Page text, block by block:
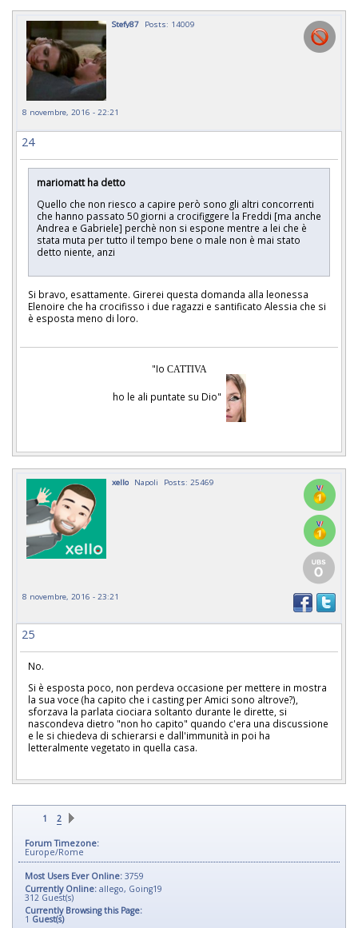
Stefy87 Posts: 14009
8 novembre, 2016 - 22:21
24
mariomatt ha detto
Quello che non riesco a capire però sono gli altri concorrenti
che hanno passato 50 giorni a crocifiggere la Freddi [ma anche
Andrea e Gabriele] perchè non si espone mentre a lei che è
stata muta per tutto il tempo bene o male non è mai stato
detto niente, anzi
Si bravo, esattamente. Girerei questa domanda alla leonessa
Elenoire che ha crocifisso i due ragazzi e santificato Alessia che si
è esposta meno di loro.
"Io CATTIVA
ho le ali puntate su Dio"
xello Napoli Posts: 25469
8 novembre, 2016 - 23:21
25
No.
Si è esposta poco, non perdeva occasione per mettere in mostra
la sua voce (ha capito che i casting per Amici sono altrove?),
sforzava la parlata ciociara soltanto durante le dirette, si
nascondeva dietro "non ho capito" quando c'era una discussione
e le si chiedeva di schierarsi e dall'immunità in poi ha
letteralmente vegetato in quella casa.
1 2
Forum Timezone:
Europe/Rome
Most Users Ever Online: 3759
Currently Online: allego, Going19
312 Guest(s)
Currently Browsing this Page:
1 Guest(s)